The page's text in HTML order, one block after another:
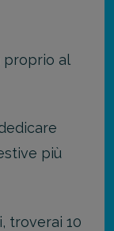
proprio al
più
troverai 10